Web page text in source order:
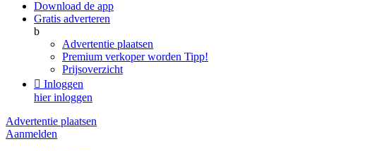
Download de app
Gratis adverteren
b
Advertentie plaatsen
Premium verkoper worden Tipp!
Prijsoverzicht
 Inloggen
hier inloggen
Advertentie plaatsen
Aanmelden